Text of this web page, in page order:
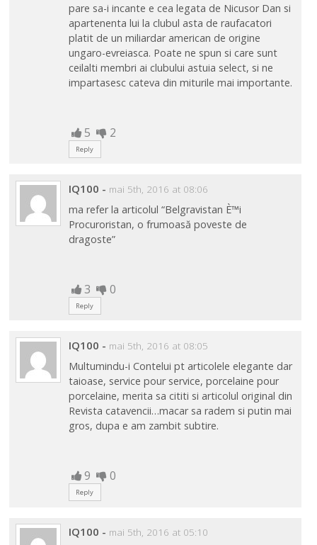
pare sa-i incante e cea legata de Nicusor Dan si
apartenenta lui la clubul asta de raufacatori
platit de un miliardar american de origine
ungaro-evreiasca. Poate ne spun si care sunt
ceilalti membri ai clubului astuia select, si ne
impartasesc cateva din miturile mai importante.
5 2
Reply
IQ100 - mai 5th, 2016 at 08:06
ma refer la articolul “Belgravistan È™i
Procuroristan, o frumoasă poveste de
dragoste”
3 0
Reply
IQ100 - mai 5th, 2016 at 08:05
Multumindu-i Contelui pt articolele elegante dar
taioase, service pour service, porcelaine pour
porcelaine, merita sa cititi si articolul original din
Revista catavencii…macar sa radem si putin mai
gros, dupa e am zambit subtire.
9 0
Reply
IQ100 - mai 5th, 2016 at 05:10